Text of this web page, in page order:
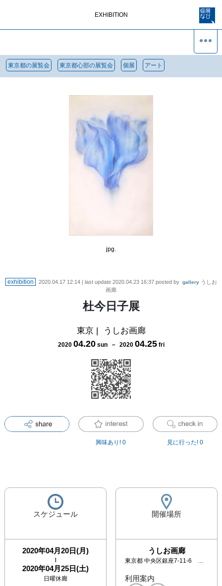
EXHIBITION
東京都の展覧会 東京都心部の展覧会 個展 アート
jpg.
exhibition 2020.04.17 12:14| last update 2020.04.23 16:37posted by gallery うしお
画廊
杜今日子展
東京| うしお画廊
2020 04.20 sun－ 2020 04.25 fri
興味あり! 0 見に行った! 0
スケジュール
2020年04月20日(月)
|
2020年04月25日(土)
日曜休廊
開催場所
うしお画廊
東京都 中央区銀座7-11-6 イソノビル3F
利用案内